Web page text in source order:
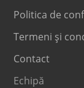
Politica de
Termeni și
Contact
Echipă